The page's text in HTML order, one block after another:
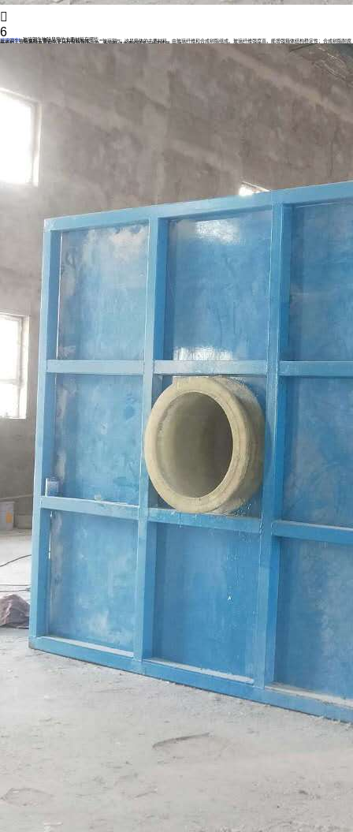

6
应用案例 玻璃钢生物除臭箱的主要材料有哪些
玻璃钢生物除臭箱主要由以下几种材料构成： - **玻璃钢**：这是箱体的主要材料，由玻璃纤维和合成树脂组成。玻璃纤维强度高，能增强箱体结构稳定性；合成树脂耐腐
蚀性好，可抵御除臭过程中各类化学物质的侵蚀，保证箱体在恶劣环境下长期使用。 - *